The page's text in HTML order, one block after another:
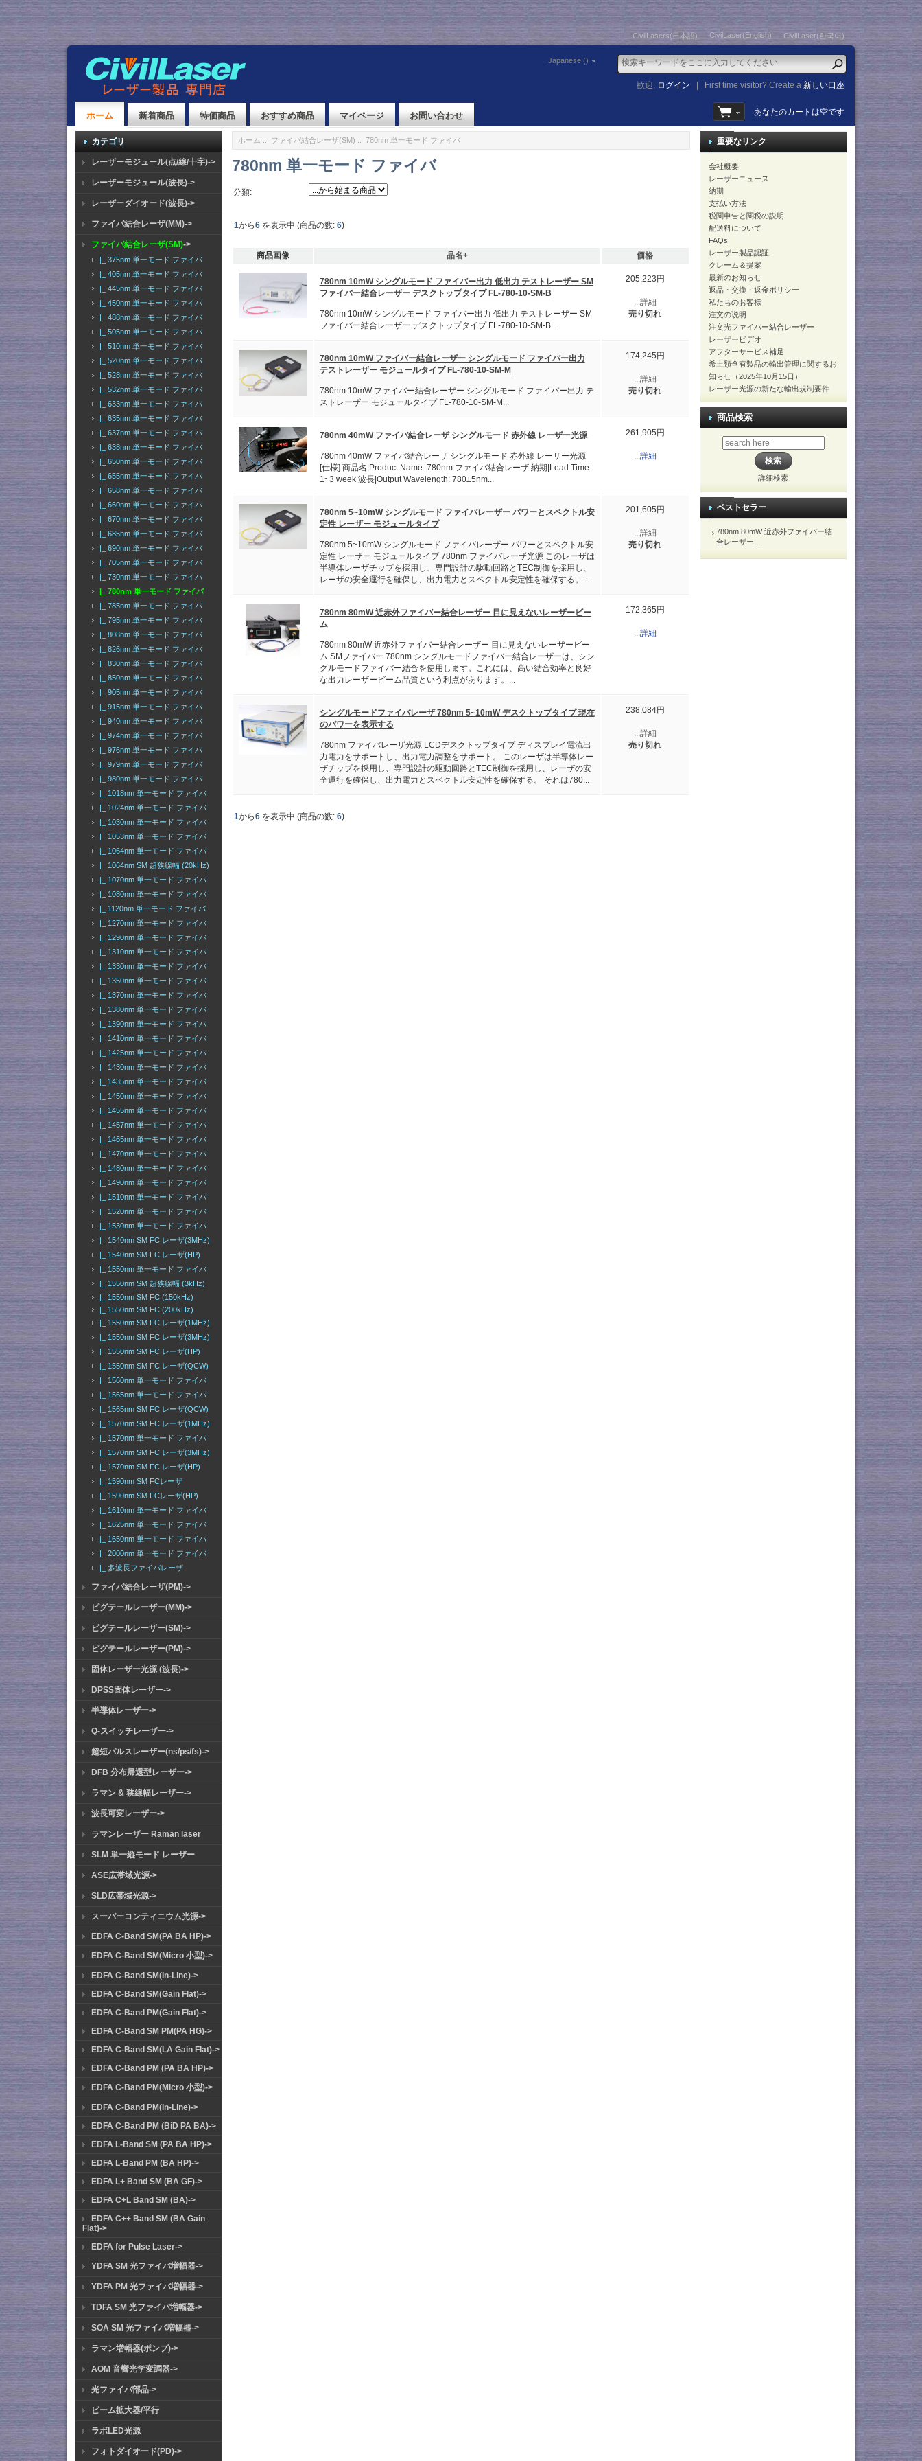
CivilLasers(日本語) CivilLaser(English) CivilLaser(한국어)
Japanese ()
歓迎, ログイン First time visitor? Create a新しい口座
ホーム 新着商品 特価商品 おすすめ商品 マイページ お問い合わせ あなたのカートは空です
カテゴリ
レーザーモジュール(点/線/十字)->
レーザーモジュール(波長)->
レーザーダイオード(波長)->
ファイバ結合レーザ(MM)->
ファイバ結合レーザ(SM)->
|_ 375nm 単一モード ファイバ
|_ 405nm 単一モード ファイバ
|_ 445nm 単一モード ファイバ
|_ 450nm 単一モード ファイバ
|_ 488nm 単一モード ファイバ
|_ 505nm 単一モード ファイバ
|_ 510nm 単一モード ファイバ
|_ 520nm 単一モード ファイバ
|_ 528nm 単一モード ファイバ
|_ 532nm 単一モード ファイバ
|_ 633nm 単一モード ファイバ
|_ 635nm 単一モード ファイバ
|_ 637nm 単一モード ファイバ
|_ 638nm 単一モード ファイバ
|_ 650nm 単一モード ファイバ
|_ 655nm 単一モード ファイバ
|_ 658nm 単一モード ファイバ
|_ 660nm 単一モード ファイバ
|_ 670nm 単一モード ファイバ
|_ 685nm 単一モード ファイバ
|_ 690nm 単一モード ファイバ
|_ 705nm 単一モード ファイバ
|_ 730nm 単一モード ファイバ
|_ 780nm 単一モード ファイバ
|_ 785nm 単一モード ファイバ
|_ 795nm 単一モード ファイバ
|_ 808nm 単一モード ファイバ
|_ 826nm 単一モード ファイバ
|_ 830nm 単一モード ファイバ
|_ 850nm 単一モード ファイバ
|_ 905nm 単一モード ファイバ
|_ 915nm 単一モード ファイバ
|_ 940nm 単一モード ファイバ
|_ 974nm 単一モード ファイバ
|_ 976nm 単一モード ファイバ
|_ 979nm 単一モード ファイバ
|_ 980nm 単一モード ファイバ
|_ 1018nm 単一モード ファイバ
|_ 1024nm 単一モード ファイバ
|_ 1030nm 単一モード ファイバ
|_ 1053nm 単一モード ファイバ
|_ 1064nm 単一モード ファイバ
|_ 1064nm SM 超狭線幅 (20kHz)
|_ 1070nm 単一モード ファイバ
|_ 1080nm 単一モード ファイバ
|_ 1120nm 単一モード ファイバ
|_ 1270nm 単一モード ファイバ
|_ 1290nm 単一モード ファイバ
|_ 1310nm 単一モード ファイバ
|_ 1330nm 単一モード ファイバ
|_ 1350nm 単一モード ファイバ
|_ 1370nm 単一モード ファイバ
|_ 1380nm 単一モード ファイバ
|_ 1390nm 単一モード ファイバ
|_ 1410nm 単一モード ファイバ
|_ 1425nm 単一モード ファイバ
|_ 1430nm 単一モード ファイバ
|_ 1435nm 単一モード ファイバ
|_ 1450nm 単一モード ファイバ
|_ 1455nm 単一モード ファイバ
|_ 1457nm 単一モード ファイバ
|_ 1465nm 単一モード ファイバ
|_ 1470nm 単一モード ファイバ
|_ 1480nm 単一モード ファイバ
|_ 1490nm 単一モード ファイバ
|_ 1510nm 単一モード ファイバ
|_ 1520nm 単一モード ファイバ
|_ 1530nm 単一モード ファイバ
|_ 1540nm SM FC レーザ(3MHz)
|_ 1540nm SM FC レーザ(HP)
|_ 1550nm 単一モード ファイバ
|_ 1550nm SM 超狭線幅 (3kHz)
|_ 1550nm SM FC (150kHz)
|_ 1550nm SM FC (200kHz)
|_ 1550nm SM FC レーザ(1MHz)
|_ 1550nm SM FC レーザ(3MHz)
|_ 1550nm SM FC レーザ(HP)
|_ 1550nm SM FC レーザ(QCW)
|_ 1560nm 単一モード ファイバ
|_ 1565nm 単一モード ファイバ
|_ 1565nm SM FC レーザ(QCW)
|_ 1570nm SM FC レーザ(1MHz)
|_ 1570nm 単一モード ファイバ
|_ 1570nm SM FC レーザ(3MHz)
|_ 1570nm SM FC レーザ(HP)
|_ 1590nm SM FCレーザ
|_ 1590nm SM FCレーザ(HP)
|_ 1610nm 単一モード ファイバ
|_ 1625nm 単一モード ファイバ
|_ 1650nm 単一モード ファイバ
|_ 2000nm 単一モード ファイバ
|_ 多波長ファイバレーザ
ファイバ結合レーザ(PM)->
ピグテールレーザー(MM)->
ピグテールレーザー(SM)->
ピグテールレーザー(PM)->
固体レーザー光源 (波長)->
DPSS固体レーザー->
半導体レーザー->
Q-スイッチレーザー->
超短パルスレーザー(ns/ps/fs)->
DFB 分布帰還型レーザー->
ラマン & 狭線幅レーザー->
波長可変レーザー->
ラマンレーザー Raman laser
SLM 単一縦モード レーザー
ASE広帯域光源->
SLD広帯域光源->
スーパーコンティニウム光源->
EDFA C-Band SM(PA BA HP)->
EDFA C-Band SM(Micro 小型)->
EDFA C-Band SM(In-Line)->
EDFA C-Band SM(Gain Flat)->
EDFA C-Band PM(Gain Flat)->
EDFA C-Band SM PM(PA HG)->
EDFA C-Band SM(LA Gain Flat)->
EDFA C-Band PM (PA BA HP)->
EDFA C-Band PM(Micro 小型)->
EDFA C-Band PM(In-Line)->
EDFA C-Band PM (BiD PA BA)->
EDFA L-Band SM (PA BA HP)->
EDFA L-Band PM (BA HP)->
EDFA L+ Band SM (BA GF)->
EDFA C+L Band SM (BA)->
EDFA C++ Band SM (BA Gain
Flat)->
EDFA for Pulse Laser->
YDFA SM 光ファイバ増幅器->
YDFA PM 光ファイバ増幅器->
TDFA SM 光ファイバ増幅器->
SOA SM 光ファイバ増幅器->
ラマン増幅器(ポンプ)->
AOM 音響光学変調器->
光ファイバ部品->
ビーム拡大器/平行
ラボLED光源
フォトダイオード(PD)->
ホーム :: ファイバ結合レーザ(SM) :: 780nm 単一モード ファイバ
780nm 単一モード ファイバ
分類:
1から6を表示中 (商品の数: 6)
商品画像 品名+ 価格
780nm 10mW シングルモード ファイバー出力 低出力 テストレーザー SM
ファイバー結合レーザー デスクトップタイプ FL-780-10-SM-B
780nm 10mW シングルモード ファイバー出力 低出力 テストレーザー SM
ファイバー結合レーザー デスクトップタイプ FL-780-10-SM-B...
205,223円
...詳細
売り切れ
780nm 10mW ファイバー結合レーザー シングルモード ファイバー出力
テストレーザー モジュールタイプ FL-780-10-SM-M
780nm 10mW ファイバー結合レーザー シングルモード ファイバー出力 テ
ストレーザー モジュールタイプ FL-780-10-SM-M...
174,245円
...詳細
売り切れ
780nm 40mW ファイバ結合レーザ シングルモード 赤外線 レーザー光源
780nm 40mW ファイバ結合レーザ シングルモード 赤外線 レーザー光源
[仕様] 商品名|Product Name: 780nm ファイバ結合レーザ 納期|Lead Time:
1~3 week 波長|Output Wavelength: 780±5nm...
261,905円
...詳細
780nm 5~10mW シングルモード ファイバレーザー パワーとスペクトル安
定性 レーザー モジュールタイプ
780nm 5~10mW シングルモード ファイバレーザー パワーとスペクトル安
定性 レーザー モジュールタイプ 780nm ファイバレーザ光源 このレーザは
半導体レーザチップを採用し、専門設計の駆動回路とTEC制御を採用し、
レーザの安全運行を確保し、出力電力とスペクトル安定性を確保する。...
201,605円
...詳細
売り切れ
780nm 80mW 近赤外ファイバー結合レーザー 目に見えないレーザービー
ム
780nm 80mW 近赤外ファイバー結合レーザー 目に見えないレーザービー
ム SMファイバー 780nm シングルモードファイバー結合レーザーは、シン
グルモードファイバー結合を使用します。これには、高い結合効率と良好
な出力レーザービーム品質という利点があります。...
172,365円
...詳細
シングルモードファイバレーザ 780nm 5~10mW デスクトップタイプ 現在
のパワーを表示する
780nm ファイバレーザ光源 LCDデスクトップタイプ ディスプレイ電流出
力電力をサポートし、出力電力調整をサポート。 このレーザは半導体レー
ザチップを採用し、専門設計の駆動回路とTEC制御を採用し、レーザの安
全運行を確保し、出力電力とスペクトル安定性を確保する。 それは780...
238,084円
...詳細
売り切れ
1から6を表示中 (商品の数: 6)
重要なリンク
会社概要
レーザーニュース
納期
支払い方法
税関申告と関税の説明
配送料について
FAQs
レーザー製品認証
クレーム＆提案
最新のお知らせ
返品・交換・返金ポリシー
私たちのお客様
注文の说明
注文光ファイバー結合レーザー
レーザービデオ
アフターサービス補足
希土類含有製品の輸出管理に関するお
知らせ（2025年10月15日）
レーザー光源の新たな輸出規制要件
商品検索
詳細検索
ベストセラー
780nm 80mW 近赤外ファイバー結
合レーザー...